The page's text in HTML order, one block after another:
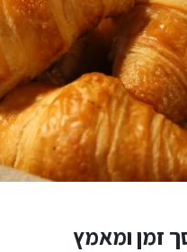
זמן ומאמץ